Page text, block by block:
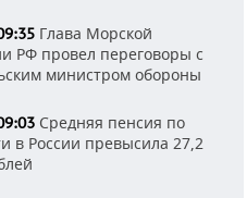
Глава Морской
РФ провел переговоры с
министром обороны
Средняя пенсия по
в России превысила 27,2